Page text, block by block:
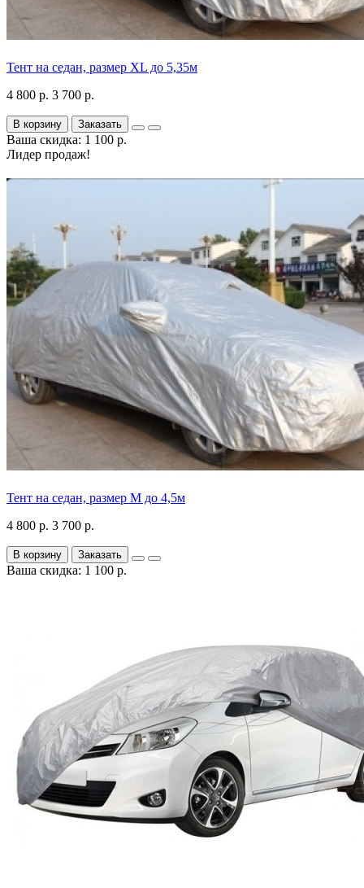
Тент на седан, размер XL до 5,35м
4 800 р. 3 700 р.
В корзину Заказать
Ваша скидка: 1 100 р.
Лидер продаж!
Тент на седан, размер М до 4,5м
4 800 р. 3 700 р.
В корзину Заказать
Ваша скидка: 1 100 р.